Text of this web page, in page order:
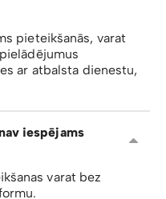
pieteikšanās, varat
ar atbalsta dienestu,
iespējams
varat bez